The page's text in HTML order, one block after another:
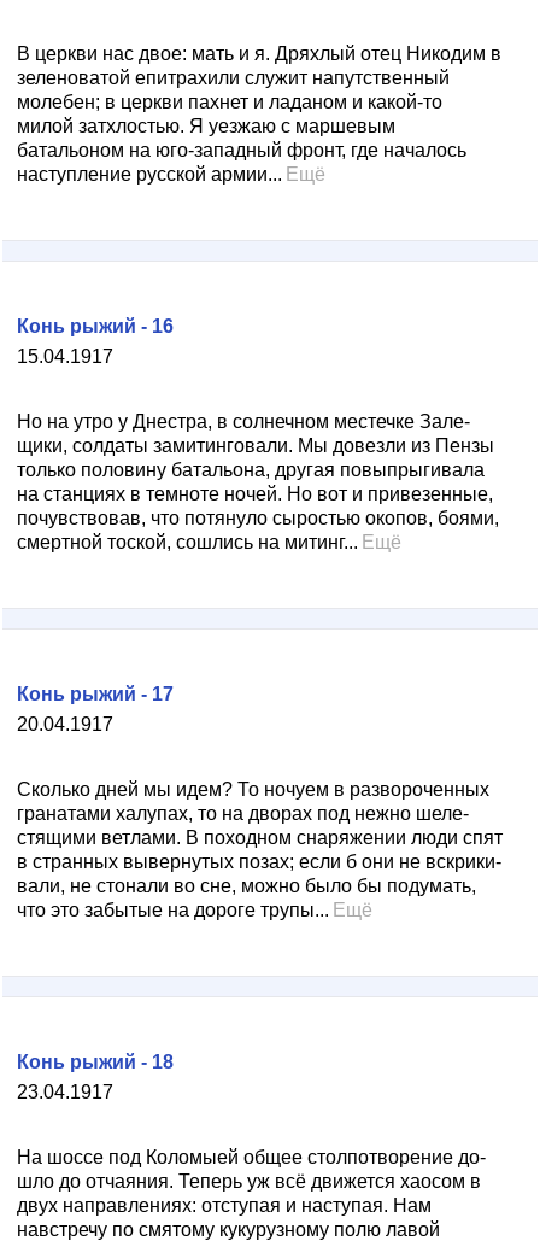
В церкви нас двое: мать и я. Дряхлый отец Никодим в
зеленоватой епитрахили служит напутствен­ный
молебен; в церкви пахнет и ладаном и какой-то
милой затхлостью. Я уезжаю с маршевым
батальоном на юго-западный фронт, где началось
наступление рус­ской армии... Ещё
15.04.1917
Конь рыжий - 16
Но на утро у Днестра, в солнечном местечке Зале­
щики, солдаты замитинговали. Мы довезли из Пензы
только половину батальона, другая повыпрыгивала
на станциях в темноте ночей. Но вот и привезенные,
почув­ствовав, что потянуло сыростью окопов, боями,
смерт­ной тоской, сошлись на митинг... Ещё
20.04.1917
Конь рыжий - 17
Сколько дней мы идем? То ночуем в разворочен­ных
гранатами халупах, то на дворах под нежно шеле­
стящими ветлами. В походном снаряжении люди спят
в странных вывернутых позах; если б они не вскрики­
вали, не стонали во сне, можно было бы подумать,
что это забытые на дороге трупы... Ещё
23.04.1917
Конь рыжий - 18
На шоссе под Коломыей общее столпотворение до­
шло до отчаяния. Теперь уж всё движется хаосом в
двух направлениях: отступая и наступая. Нам
навстре­чу по смятому кукурузному полю лавой